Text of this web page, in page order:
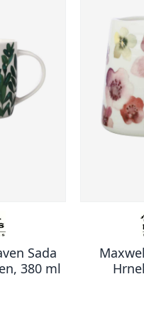
Sada
380 ml